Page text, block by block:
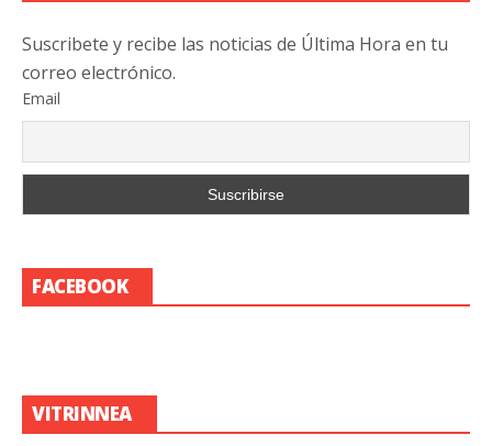
Suscribete y recibe las noticias de Última Hora en tu
correo electrónico.
Email
FACEBOOK
VITRINNEA